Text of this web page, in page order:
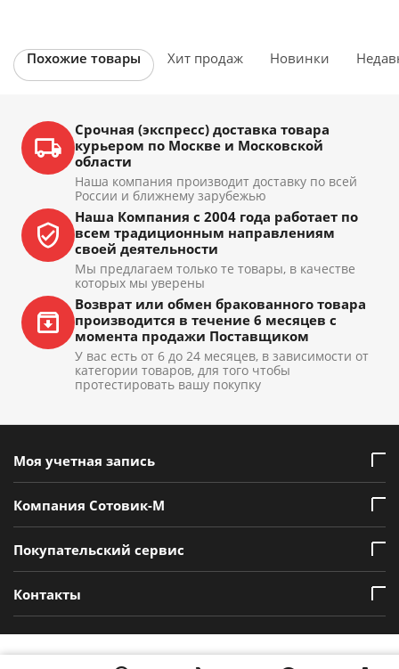
Похожие товары Хит продаж Новинки
Срочная (экспресс) доставка товара
курьером по Москве и Московской
области
Наша компания производит доставку по всей
России и ближнему зарубежью
Наша Компания с 2004 года работает по
всем традиционным направлениям
своей деятельности
Мы предлагаем только те товары, в качестве
которых мы уверены
Возврат или обмен бракованного товара
производится в течение 6 месяцев с
момента продажи Поставщиком
У вас есть от 6 до 24 месяцев, в зависимости от
категории товаров, для того чтобы
протестировать вашу покупку
Моя учетная запись
Компания Сотовик-М
Покупательский сервис
Контакты